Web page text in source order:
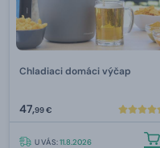
Chladiaci domáci výčap
47,99 €
U VÁS:11.8.2026